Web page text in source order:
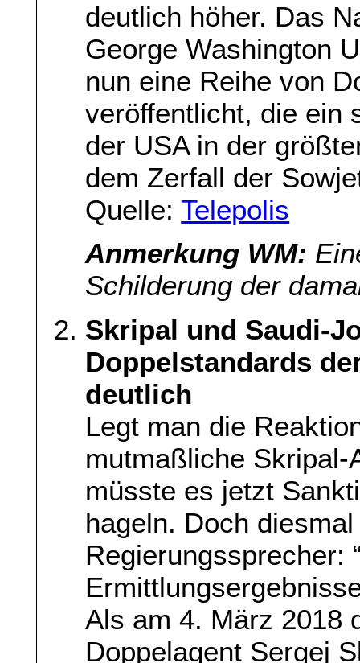
deutlich höher. Das
George Washington
nun eine Reihe von
veröffentlicht, die ein
der USA in der
dem Zerfall der
Quelle:Telepolis
Anmerkung WM:
Schilderung der
Skripal und Saudi-
Doppelstandards
deutlich
Legt man die
mutmaßliche
müsste es jetzt
hageln. Doch
Regierungssprecher:
Als am 4. März 2018
Doppelagent Sergej